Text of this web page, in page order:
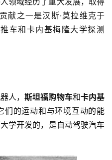
献之一是汉斯·莫拉维克于
车和卡内基梅隆大学探测
人，斯坦福购物车和卡内基
们的运动和与环境互动的能
学开发的，是自动驾驶汽车